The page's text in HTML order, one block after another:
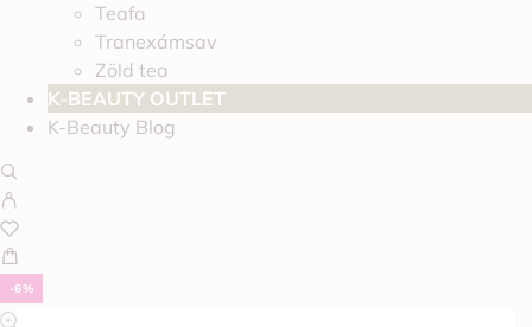
Teafa
Tranexámsav
Zöld tea
K-BEAUTY OUTLET
K-Beauty Blog
-6%